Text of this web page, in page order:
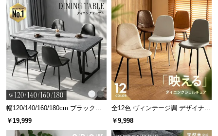
幅120/140/160/180cm ブラックフ
レーム ダイニング 大理石調 4人掛
￥19,999
全12色 ヴィンテージ調 デザイナー
ズシェルチェア
￥9,998